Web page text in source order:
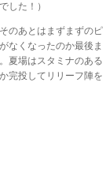
した！）
のあとはまずまずのピ
なくなったのか最後ま
夏場はスタミナのある
完投してリリーフ陣を